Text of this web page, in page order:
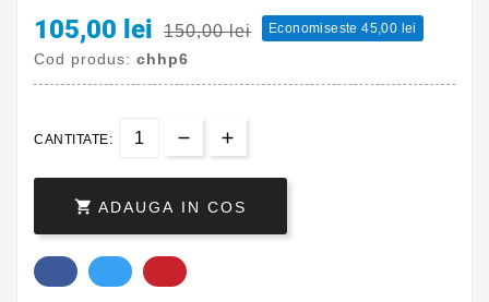
105,00 lei 150,00 lei Economiseste 45,00 lei
Cod produs: chhp6
CANTITATE:
 ADAUGA IN COS